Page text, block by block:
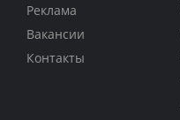
Реклама
Вакансии
Контакты